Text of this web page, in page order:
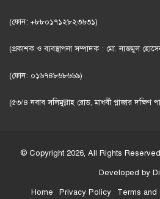
(ফোন: +৮৮০১৭১২৮২৩৬৩১)
(প্রকাশক ও ব্যবস্থাপনা সম্পাদক : মো. নাজমুল
(ফোন: ০১৬৭৪৮৬৮৬৬৯)
(৫৩/৪ নবাব সলিমুল্লাহ রোড, মাধবী প্লাজার দক্ষিণ
© Copyright 2026, All Rights Reserved
Developed by
Home
Privacy Policy Terms and